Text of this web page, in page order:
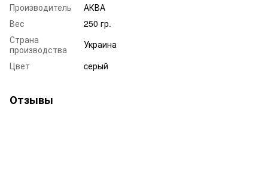
Производитель
АКВА
Вес
250 гр.
Страна
производства
Украина
Цвет
cерый
Отзывы